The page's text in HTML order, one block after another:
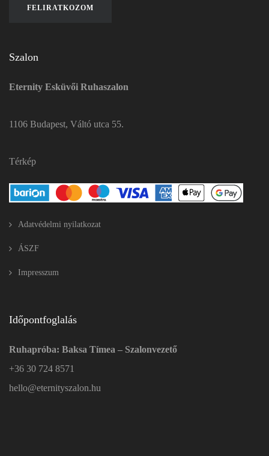
Szalon
Eternity Esküvői Ruhaszalon
1106 Budapest, Váltó utca 55.
Térkép
Adatvédelmi nyilatkozat
ÁSZF
Impresszum
Időpontfoglalás
Ruhapróba: Baksa Tímea – Szalonvezető
+36 30 724 8571
hello@eternityszalon.hu